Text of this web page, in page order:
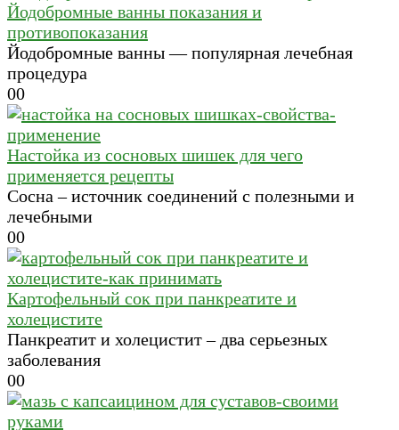
Йодобромные ванны показания и
противопоказания
Йодобромные ванны — популярная лечебная
процедура
00
Настойка из сосновых шишек для чего
применяется рецепты
Сосна – источник соединений с полезными и
лечебными
00
Картофельный сок при панкреатите и
холецистите
Панкреатит и холецистит – два серьезных
заболевания
00